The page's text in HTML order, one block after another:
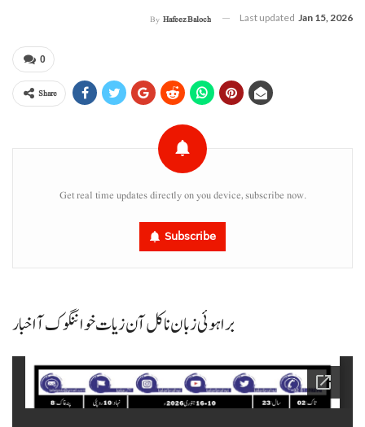
By Hafeez Baloch Last updated Jan 15, 2026
0
Share
Get real time updates directly on you device, subscribe now.
Subscribe
براہوئی زبان نا کل آن زیات خواننگوک آ اخبار